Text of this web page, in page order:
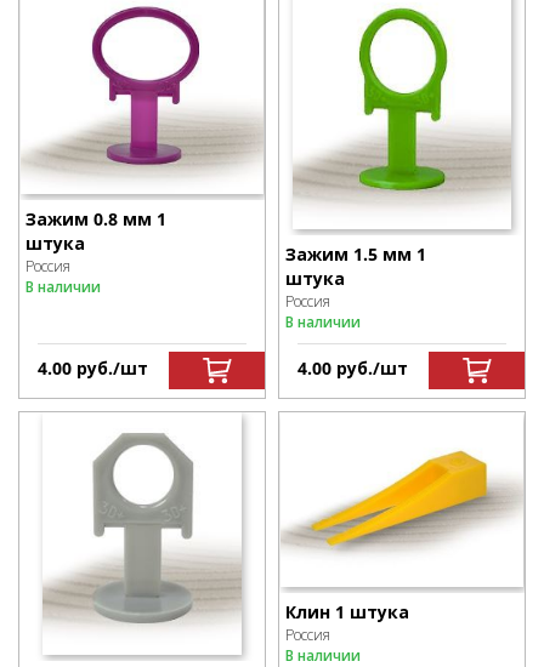
Зажим 0.8 мм 1
штука
Россия
В наличии
4.00 руб./шт
Зажим 1.5 мм 1
штука
Россия
В наличии
4.00 руб./шт
Клин 1 штука
Россия
В наличии